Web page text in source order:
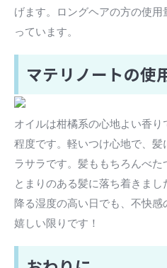
げます。ロングヘアの方の使
っています。
マテリノートの使
オイルは柑橘系の心地よい香
程度です。軽いつけ心地で、
ラサラです。髪ももちろんべ
とまりのある髪に落ち着きま
降る湿度の高い日でも、不快
嬉しい限りです！